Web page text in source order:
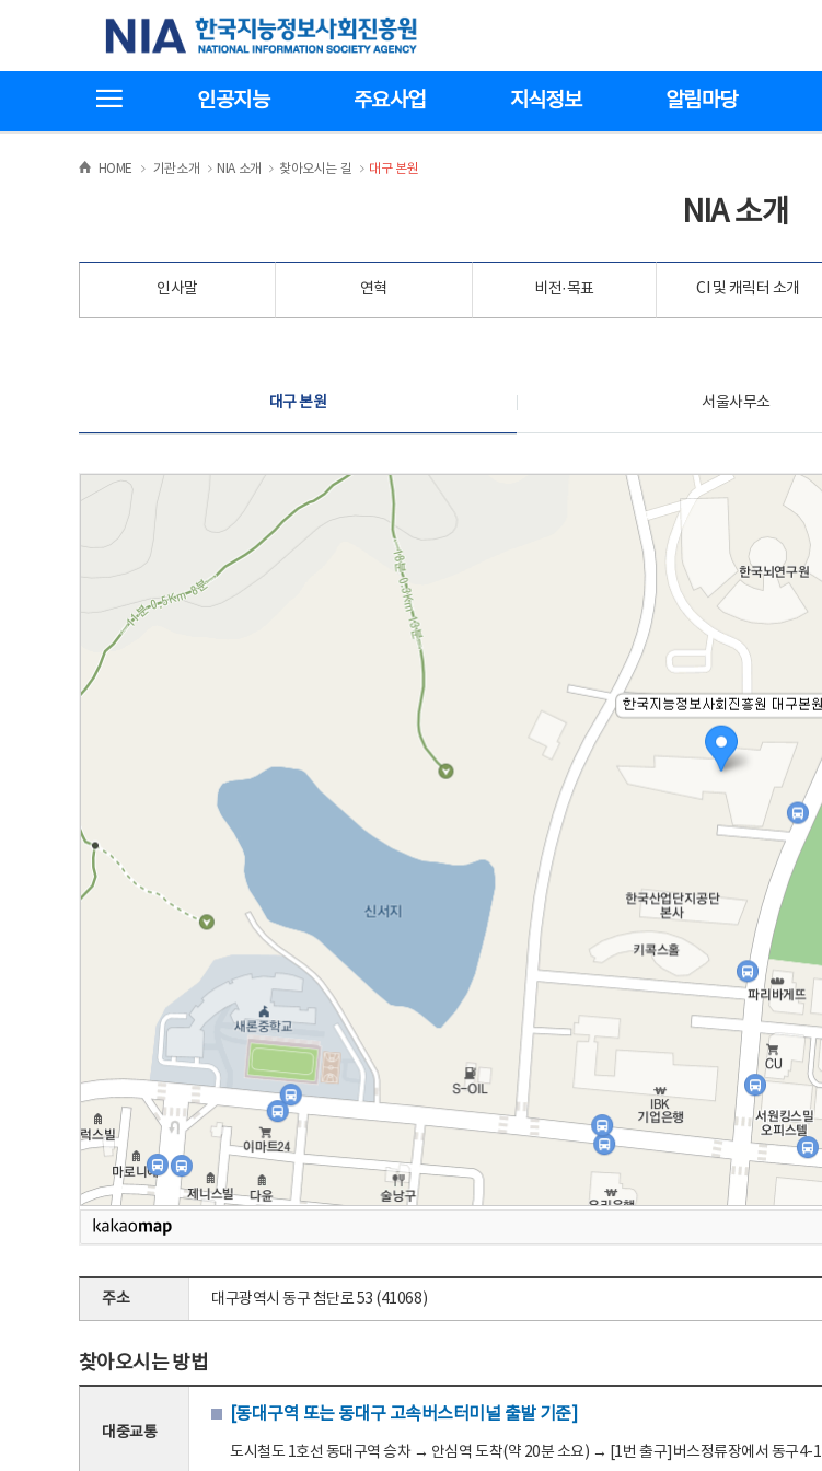
기
한국지능정보사회진흥원
인공지능 주요사업 지식정보 알림마당
HOME >
기관소개 >NIA 소개 >
찾아오시는 길 >
대구 본원
NIA 소개
인사말 연혁 비전·목표 CI 및 캐릭터 소개
대구 본원 서울사무소
주소 대구광역시 동구 첨단로 53 (41068)
찾아오시는 방법
대중교통
[동대구역 또는 동대구 고속버스터미널 출발 기준]
도시철도 1호선 동대구역 승차 → 안심역 도착(약 20분 소요) → [1번 출구]버스정류장에서 동구